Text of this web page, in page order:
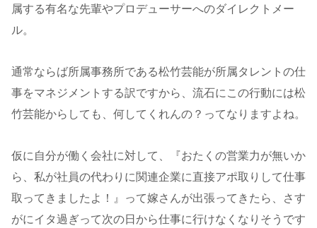
属する有名な先輩やプロデューサーへのダイレクトメー
ル。
通常ならば所属事務所である松竹芸能が所属タレントの仕
事をマネジメントする訳ですから、流石にこの行動には松
竹芸能からしても、何してくれんの？ってなりますよね。
仮に自分が働く会社に対して、『おたくの営業力が無いか
ら、私が社員の代わりに関連企業に直接アポ取りして仕事
取ってきましたよ！』って嫁さんが出張ってきたら、さす
がにイタ過ぎって次の日から仕事に行けなくなりそうです